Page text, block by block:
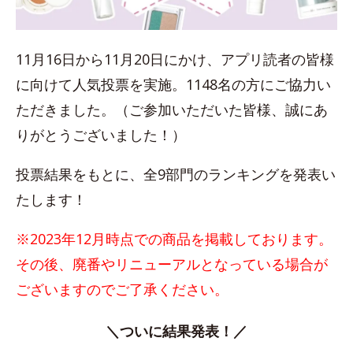
11月16日から11月20日にかけ、アプリ読者の皆様
に向けて人気投票を実施。1148名の方にご協力い
ただきました。（ご参加いただいた皆様、誠にあ
りがとうございました！）
投票結果をもとに、全9部門のランキングを発表い
たします！
※2023年12月時点での商品を掲載しております。
その後、廃番やリニューアルとなっている場合が
ございますのでご了承ください。
＼ついに結果発表！／